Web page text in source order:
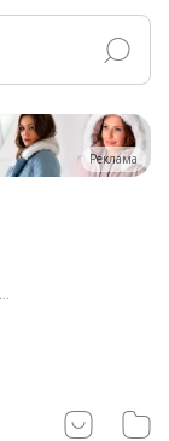
Реклама